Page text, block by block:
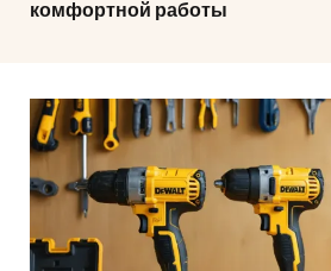
комфортной работы